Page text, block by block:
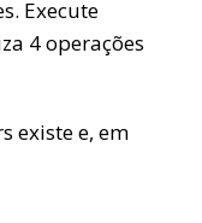
Execute
4 operações
existe e, em